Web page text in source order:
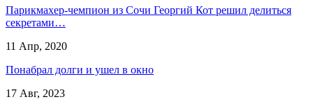
Парикмахер-чемпион из Сочи Георгий Кот решил делиться
секретами…
11 Апр, 2020
Понабрал долги и ушел в окно
17 Авг, 2023